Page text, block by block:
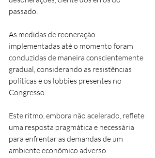
passado.
As medidas de reoneração
implementadas até o momento foram
conduzidas de maneira conscientemente
gradual, considerando as resistências
políticas e os lobbies presentes no
Congresso.
Este ritmo, embora não acelerado, reflete
uma resposta pragmática e necessária
para enfrentar as demandas de um
ambiente econômico adverso.